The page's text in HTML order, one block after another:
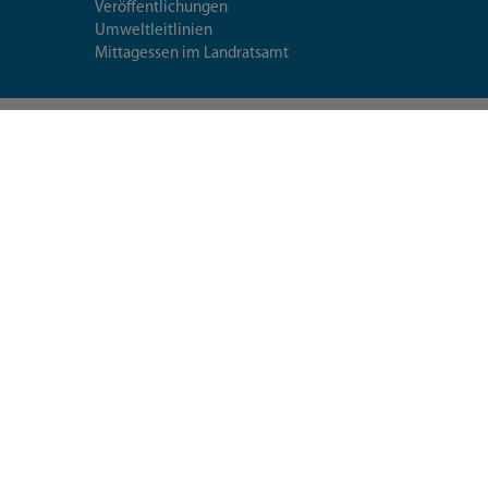
Veröffentlichungen
Umweltleitlinien
Mittagessen im Landratsamt